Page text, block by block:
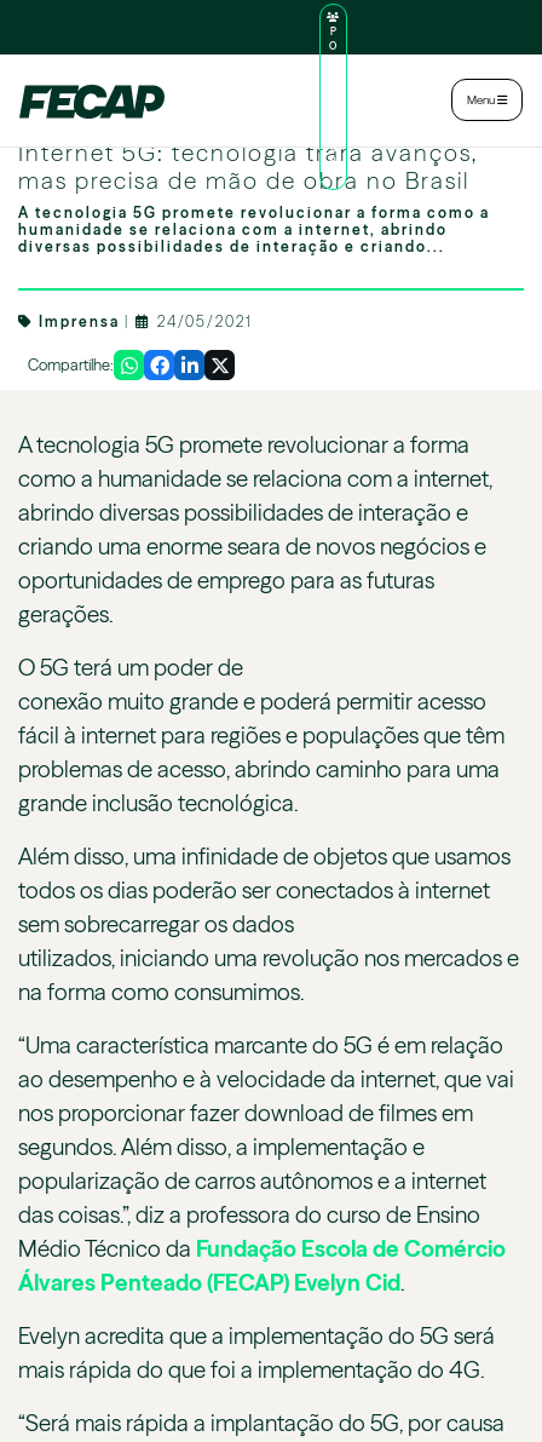
P
O
U
N
O
Menu
Internet 5G: tecnologia trará avanços,
mas precisa de mão de obra no Brasil
A tecnologia 5G promete revolucionar a forma como a
humanidade se relaciona com a internet, abrindo
diversas possibilidades de interação e criando...
Imprensa 24/05/2021
Compartilhe:
A tecnologia 5G promete revolucionar a forma
como a humanidade se relaciona com a internet,
abrindo diversas possibilidades de interação e
criando uma enorme seara de novos negócios e
oportunidades de emprego para as futuras
gerações.
O 5G terá um poder de
conexão muito grande e poderá permitir acesso
fácil à internet para regiões e populações que têm
problemas de acesso, abrindo caminho para uma
grande inclusão tecnológica.
Além disso, uma infinidade de objetos que usamos
todos os dias poderão ser conectados à internet
sem sobrecarregar os dados
utilizados, iniciando uma revolução nos mercados e
na forma como consumimos.
“Uma característica marcante do 5G é em relação
ao desempenho e à velocidade da internet, que vai
nos proporcionar fazer download de filmes em
segundos. Além disso, a implementação e
popularização de carros autônomos e a internet
das coisas.”, diz a professora do curso de Ensino
Médio Técnico da Fundação Escola de Comércio
Álvares Penteado (FECAP) Evelyn Cid.
Evelyn acredita que a implementação do 5G será
mais rápida do que foi a implementação do 4G.
“Será mais rápida a implantação do 5G, por causa